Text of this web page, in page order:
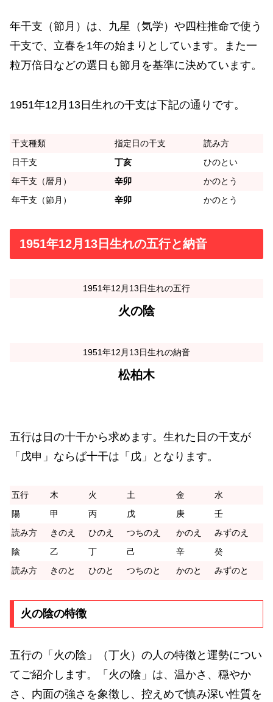
年干支（節月）は、九星（気学）や四柱推命で使う
干支で、立春を1年の始まりとしています。また一
粒万倍日などの選日も節月を基準に決めています。
1951年12月13日生れの干支は下記の通りです。
干支種類 指定日の干支
読み方
日干支
丁亥
ひのとい
年干支（暦月）
辛卯
かのとう
年干支（節月）
辛卯 かのとう
1951年12月13日生れの五行と納音
1951年12月13日生れの五行
火の陰
1951年12月13日生れの納音
松柏木
五行は日の十干から求めます。生れた日の干支が
「戊申」ならば十干は「戊」となります。
五行 木 火 土 金
水
陽
甲 丙 戊 庚
壬
読み方
きのえ ひのえ つちのえ かのえ
みずのえ
陰
乙 丁 己 辛
癸
読み方
きのと ひのと つちのと かのと みずのと
火の陰の特徴
五行の「火の陰」（丁火）の人の特徴と運勢につい
てご紹介します。「火の陰」は、温かさ、穏やか
さ、内面の強さを象徴し、控えめで慎み深い性質を